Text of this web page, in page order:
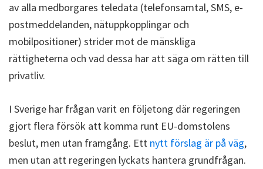
av alla medborgares teledata (telefonsamtal, SMS, e-
postmeddelanden, nätuppkopplingar och
mobilpositioner) strider mot de mänskliga
rättigheterna och vad dessa har att säga om rätten till
privatliv.
I Sverige har frågan varit en följetong där regeringen
gjort flera försök att komma runt EU-domstolens
beslut, men utan framgång. Ett nytt förslag är på väg,
men utan att regeringen lyckats hantera grundfrågan.